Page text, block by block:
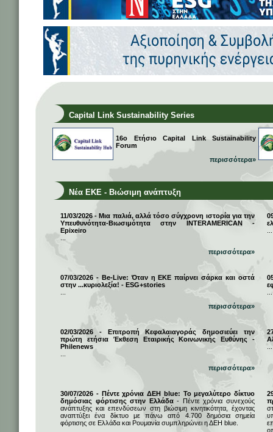
Capital Link Sustainability Series
16ο Ετήσιο Capital Link Sustainability
Forum
περισσότερα»
Νέα ΕΚΕ - Βιώσιμη ανάπτυξη
11/03/2026 - Μια παλιά, αλλά τόσο σύγχρονη ιστορία για την
Υπευθυνότητα-Βιωσιμότητα στην INTERAMERICAN -
Epixeiro
περισσότερα»
07/03/2026 - Be-Live: Όταν η ΕΚΕ παίρνει σάρκα και οστά
στην ...κυριολεξία! - ESG+stories
περισσότερα»
02/03/2026 - Επιτροπή Κεφαλαιαγοράς δημοσιεύει την
πρώτη ετήσια Έκθεση Εταιρικής Κοινωνικής Ευθύνης -
Philenews
περισσότερα»
30/07/2026 - Πέντε χρόνια ΔΕΗ blue: Το μεγαλύτερο δίκτυο
δημόσιας φόρτισης στην Ελλάδα- Πέντε χρόνια συνεχούς
ανάπτυξης και επενδύσεων στη βιώσιμη κινητικότητα, έχοντας
αναπτύξει ένα δίκτυο με πάνω από 4.700 δημόσια σημεία
φόρτισης σε Ελλάδα και Ρουμανία συμπληρώνει η ΔΕΗ blue.